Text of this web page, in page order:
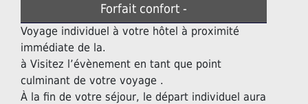
Forfait confort -
Voyage individuel à votre hôtel à proximité
immédiate de la.
à Visitez l’évènement en tant que point
culminant de votre voyage .
À la fin de votre séjour, le départ individuel aura